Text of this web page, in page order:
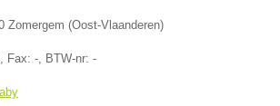
Zomergem (Oost-Vlaanderen)
, Fax: -, BTW-nr: -